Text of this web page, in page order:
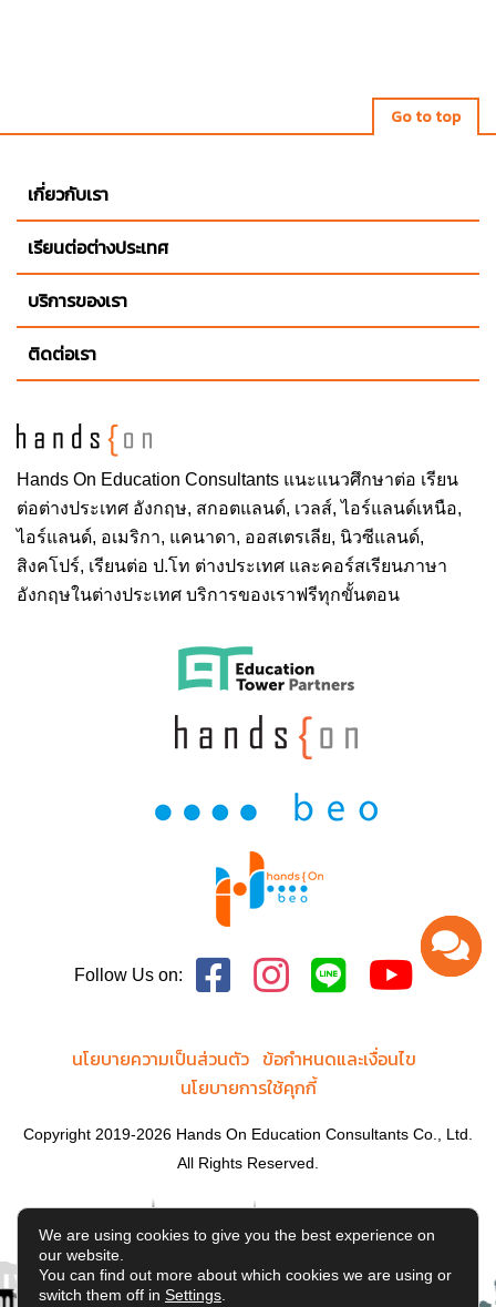
Go to top
Hands On Education Consultants แนะแนวศึกษาต่อ เรียน
ต่อต่างประเทศ อังกฤษ, สกอตแลนด์, เวลส์, ไอร์แลนด์เหนือ,
ไอร์แลนด์, อเมริกา, แคนาดา, ออสเตรเลีย, นิวซีแลนด์,
สิงคโปร์, เรียนต่อ ป.โท ต่างประเทศ และคอร์สเรียนภาษา
อังกฤษในต่างประเทศ บริการของเราฟรีทุกขั้นตอน
เกี่ยวกับเรา
เรียนต่อต่างประเทศ
บริการของเรา
ติดต่อเรา
Follow Us on:
นโยบายความเป็นส่วนตัว ข้อกำหนดและเงื่อนไข
นโยบายการใช้คุกกี้
Copyright 2019-2026 Hands On Education Consultants Co., Ltd.
All Rights Reserved.
We are using cookies to give you the best experience on
our website.
You can find out more about which cookies we are using or
switch them off in Settings